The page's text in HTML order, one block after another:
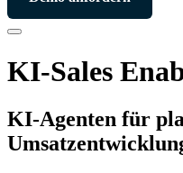
KI-Sales
KI-Agenten für